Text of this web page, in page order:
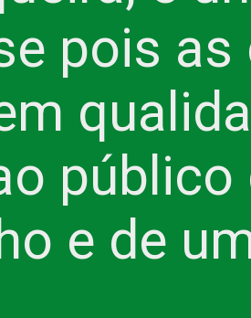
pois as
e de